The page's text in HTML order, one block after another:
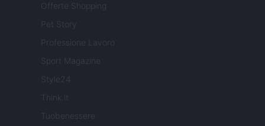
Offerte Shopping
Pet Story
Professione Lavoro
Sport Magazine
Style24
Think.it
Tuobenessere